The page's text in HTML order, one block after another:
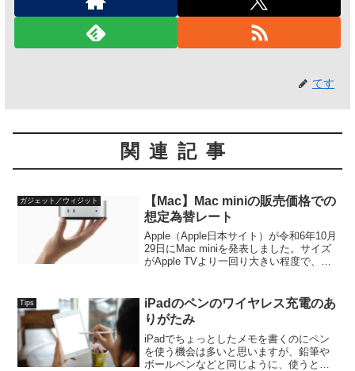
てす
関連記事
ガジェット／ウィジット
【Mac】Mac miniの販売価格での
想定為替レート
Apple（Apple日本サイト）が令和6年10月
29日にMac miniを発表しました。サイズ
がApple TVより一回り大きい程度で、
して...
Tips
iPadのペンのワイヤレス充電のあ
りがたみ
iPadでちょっとしたメモを書くのにペン
を使う機会は多いと思いますが、鉛筆や
ボールペンなどと同じように、使うとき